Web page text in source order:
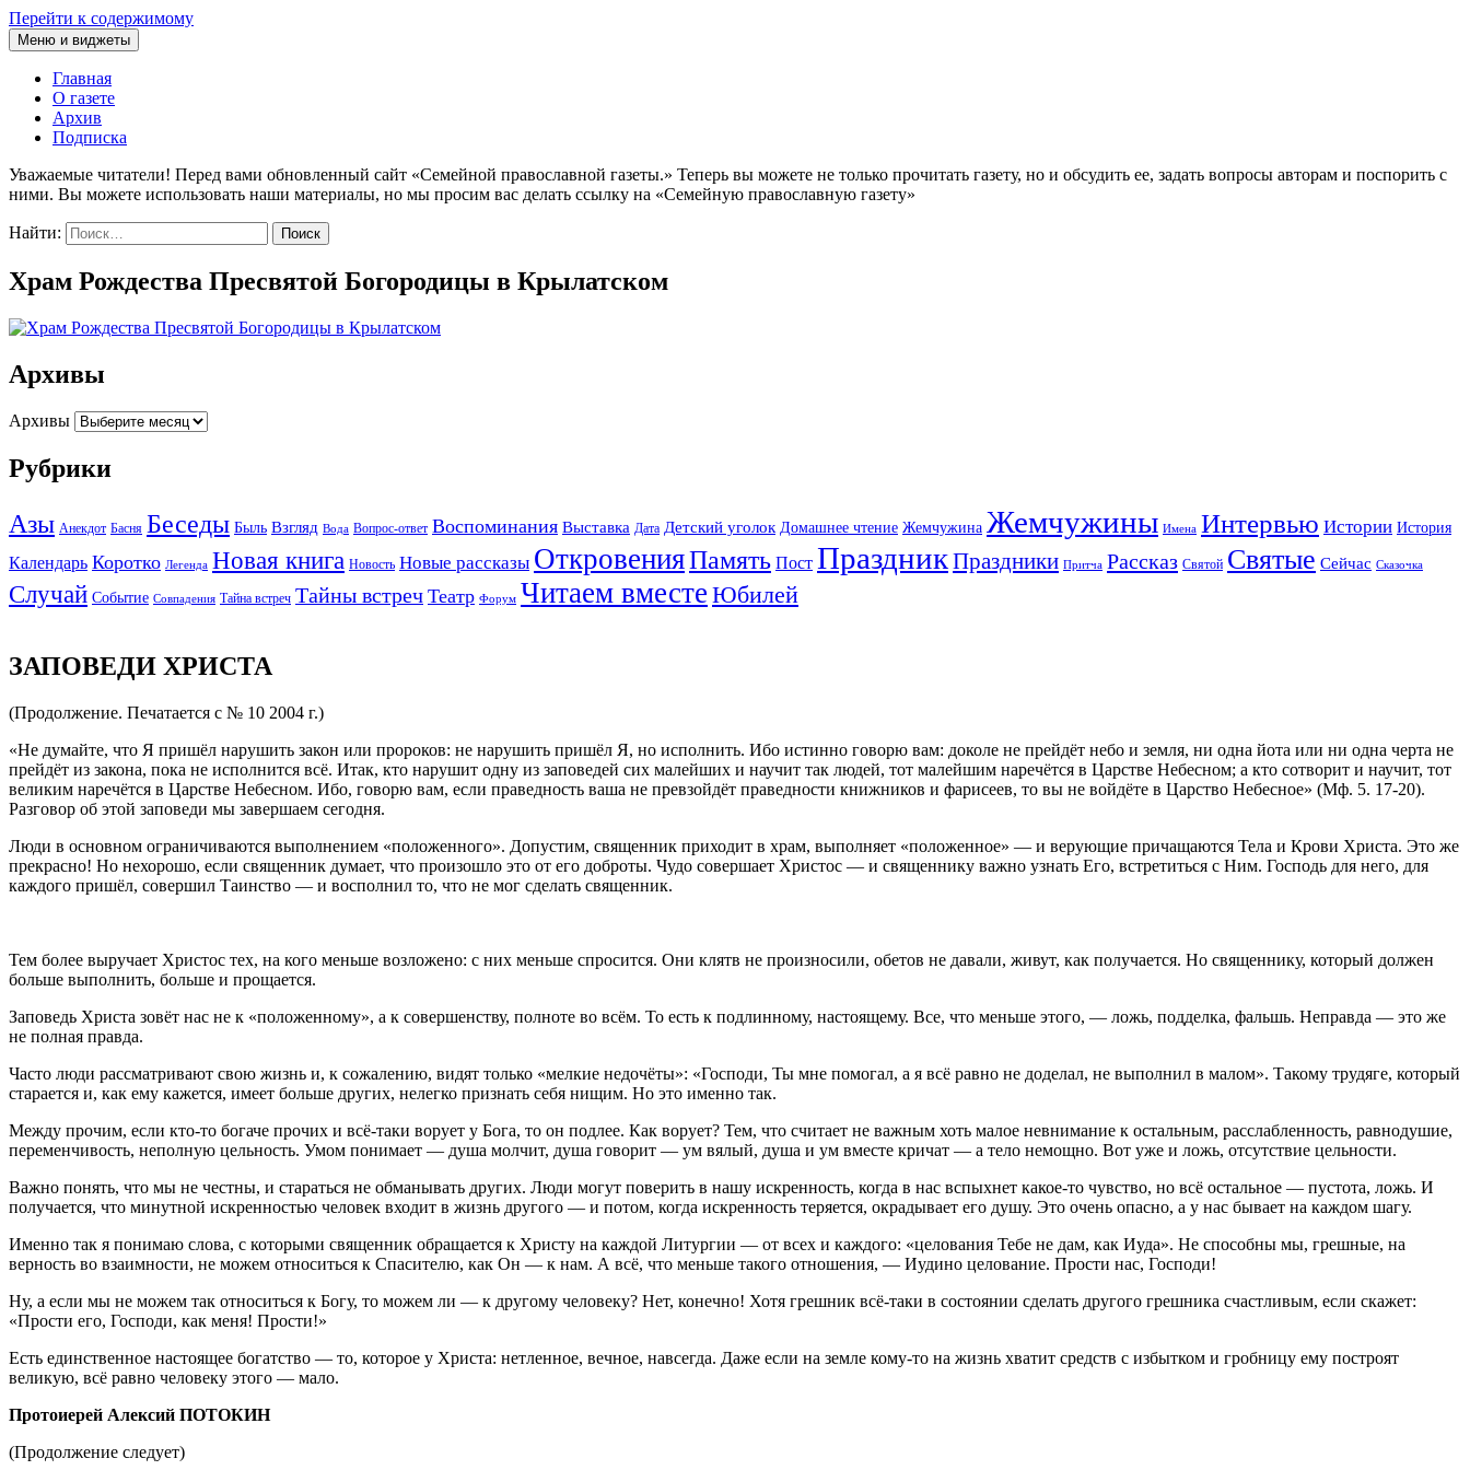
Перейти к содержимому
Семейная православная газета
Меню и виджеты
Главная
О газете
Архив
Подписка
Уважаемые читатели! Перед вами обновленный сайт «Семейной православной газеты.» Теперь вы можете не только прочитать газету, но и обсудить ее, задать вопросы авторам и поспорить с
ними. Вы можете использовать наши материалы, но мы просим вас делать ссылку на «Семейную православную газету»
Найти:
Храм Рождества Пресвятой Богородицы в Крылатском
Архивы
Архивы
Рубрики
Азы Анекдот Басня Беседы Быль Взгляд Вода Вопрос-ответ Воспоминания Выставка Дата Детский уголок Домашнее чтение Жемчужина Жемчужины Имена Интервью Истории История
Календарь Коротко Легенда Новая книга Новость Новые рассказы ОткровенияПамять Пост ПраздникПраздники Притча Рассказ Святой Святые Сейчас Сказочка
Случай Событие Совпадения Тайна встреч Тайны встреч Театр Форум Читаем вместе Юбилей
ЗАПОВЕДИ ХРИСТА
(Продолжение. Печатается с № 10 2004 г.)
«Не думайте, что Я пришёл нарушить закон или пророков: не нарушить пришёл Я, но исполнить. Ибо истинно говорю вам: доколе не прейдёт небо и земля, ни одна йота или ни одна черта не
прейдёт из закона, пока не исполнится всё. Итак, кто нарушит одну из заповедей сих малейших и научит так людей, тот малейшим наречётся в Царстве Небесном; а кто сотворит и научит, тот
великим наречётся в Царстве Небесном. Ибо, говорю вам, если праведность ваша не превзойдёт праведности книжников и фарисеев, то вы не войдёте в Царство Небесное» (Мф. 5. 17-20).
Разговор об этой заповеди мы завершаем сегодня.
Люди в основном ограничиваются выполнением «положенного». Допустим, священник приходит в храм, выполняет «положенное» — и верующие причащаются Тела и Крови Христа. Это же
прекрасно! Но нехорошо, если священник думает, что произошло это от его доброты. Чудо совершает Христос — и священнику важно узнать Его, встретиться с Ним. Господь для него, для
каждого пришёл, совершил Таинство — и восполнил то, что не мог сделать священник.
Тем более выручает Христос тех, на кого меньше возложено: с них меньше спросится. Они клятв не произносили, обетов не давали, живут, как получается. Но священнику, который должен
больше выполнить, больше и прощается.
Заповедь Христа зовёт нас не к «положенному», а к совершенству, полноте во всём. То есть к подлинному, настоящему. Все, что меньше этого, — ложь, подделка, фальшь. Неправда — это же
не полная правда.
Часто люди рассматривают свою жизнь и, к сожалению, видят только «мелкие недочёты»: «Господи, Ты мне помогал, а я всё равно не доделал, не выполнил в малом». Такому трудяге, который
старается и, как ему кажется, имеет больше других, нелегко признать себя нищим. Но это именно так.
Между прочим, если кто-то богаче прочих и всё-таки ворует у Бога, то он подлее. Как ворует? Тем, что считает не важным хоть малое невнимание к остальным, расслабленность, равнодушие,
переменчивость, неполную цельность. Умом понимает — душа молчит, душа говорит — ум вялый, душа и ум вместе кричат — а тело немощно. Вот уже и ложь, отсутствие цельности.
Важно понять, что мы не честны, и стараться не обманывать других. Люди могут поверить в нашу искренность, когда в нас вспыхнет какое-то чувство, но всё остальное — пустота, ложь. И
получается, что минутной искренностью человек входит в жизнь другого — и потом, когда искренность теряется, окрадывает его душу. Это очень опасно, а у нас бывает на каждом шагу.
Именно так я понимаю слова, с которыми священник обращается к Христу на каждой Литургии — от всех и каждого: «целования Тебе не дам, как Иуда». Не способны мы, грешные, на
верность во взаимности, не можем относиться к Спасителю, как Он — к нам. А всё, что меньше такого отношения, — Иудино целование. Прости нас, Господи!
Ну, а если мы не можем так относиться к Богу, то можем ли — к другому человеку? Нет, конечно! Хотя грешник всё-таки в состоянии сделать другого грешника счастливым, если скажет:
«Прости его, Господи, как меня! Прости!»
Есть единственное настоящее богатство — то, которое у Христа: нетленное, вечное, навсегда. Даже если на земле кому-то на жизнь хватит средств с избытком и гробницу ему построят
великую, всё равно человеку этого — мало.
Протоиерей Алексий ПОТОКИН
(Продолжение следует)